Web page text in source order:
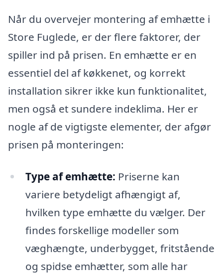
Når du overvejer montering af emhætte i
Store Fuglede, er der flere faktorer, der
spiller ind på prisen. En emhætte er en
essentiel del af køkkenet, og korrekt
installation sikrer ikke kun funktionalitet,
men også et sundere indeklima. Her er
nogle af de vigtigste elementer, der afgør
prisen på monteringen:
Type af emhætte: Priserne kan
variere betydeligt afhængigt af,
hvilken type emhætte du vælger. Der
findes forskellige modeller som
væghængte, underbygget, fritstående
og spidse emhætter, som alle har